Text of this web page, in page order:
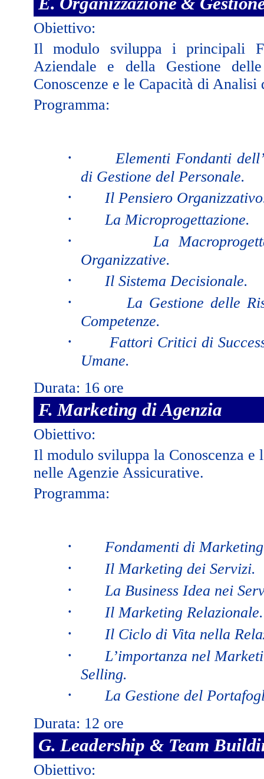
Obiettivo:
Il modulo sviluppa i principali
Aziendale e della Gestione
Conoscenze e le Capacità di
Programma:
·
Elementi Fondanti
di Gestione del Personale.
· Il Pensiero
· La Microprogettazione.
·
La
Organizzative.
· Il Sistema Decisionale.
·
La Gestione delle
Competenze.
·
Fattori Critici di
Umane.
Durata: 16 ore
F. Marketing di Agenzia
Obiettivo:
Il modulo sviluppa la Conoscenza
nelle Agenzie Assicurative.
Programma:
· Fondamenti di
· Il Marketing dei Servizi.
· La Business Idea nei
· Il Marketing Relazionale.
· Il Ciclo di Vita nella
·
L’importanza nel
Selling.
·
La Gestione del
Durata: 12 ore
G. Leadership & Team
Obiettivo: